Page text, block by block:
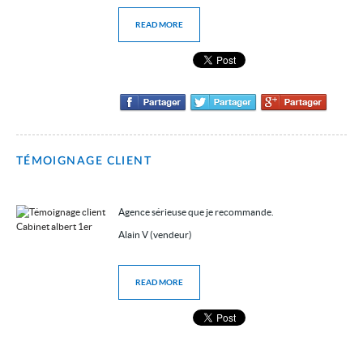
READ MORE
TÉMOIGNAGE CLIENT
Agence sérieuse que je recommande.
Alain V (vendeur)
READ MORE